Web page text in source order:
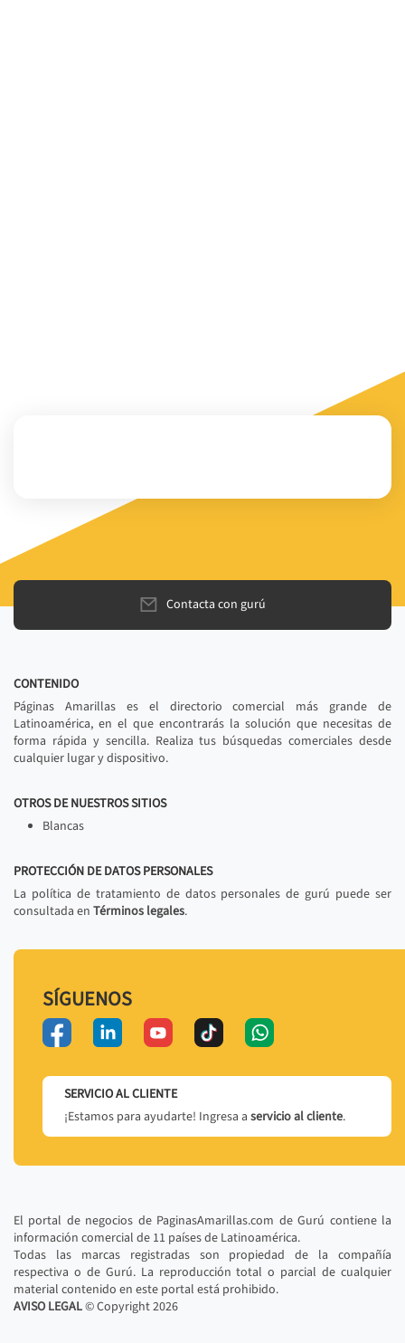
Contacta con gurú
CONTENIDO
Páginas Amarillas es el directorio comercial más grande de
Latinoamérica, en el que encontrarás la solución que necesitas de
forma rápida y sencilla. Realiza tus búsquedas comerciales desde
cualquier lugar y dispositivo.
OTROS DE NUESTROS SITIOS
Blancas
PROTECCIÓN DE DATOS PERSONALES
La política de tratamiento de datos personales de gurú puede ser
consultada en Términos legales.
SÍGUENOS
SERVICIO AL CLIENTE
¡Estamos para ayudarte! Ingresa a servicio al cliente.
El portal de negocios de PaginasAmarillas.com de Gurú contiene la
información comercial de 11 países de Latinoamérica.
Todas las marcas registradas son propiedad de la compañía
respectiva o de Gurú. La reproducción total o parcial de cualquier
material contenido en este portal está prohibido.
AVISO LEGAL© Copyright2026